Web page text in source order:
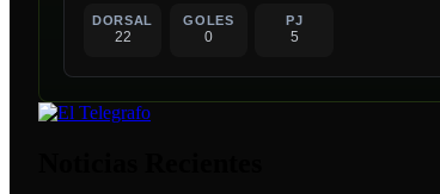
DORSAL
22
GOLES
0
PJ
5